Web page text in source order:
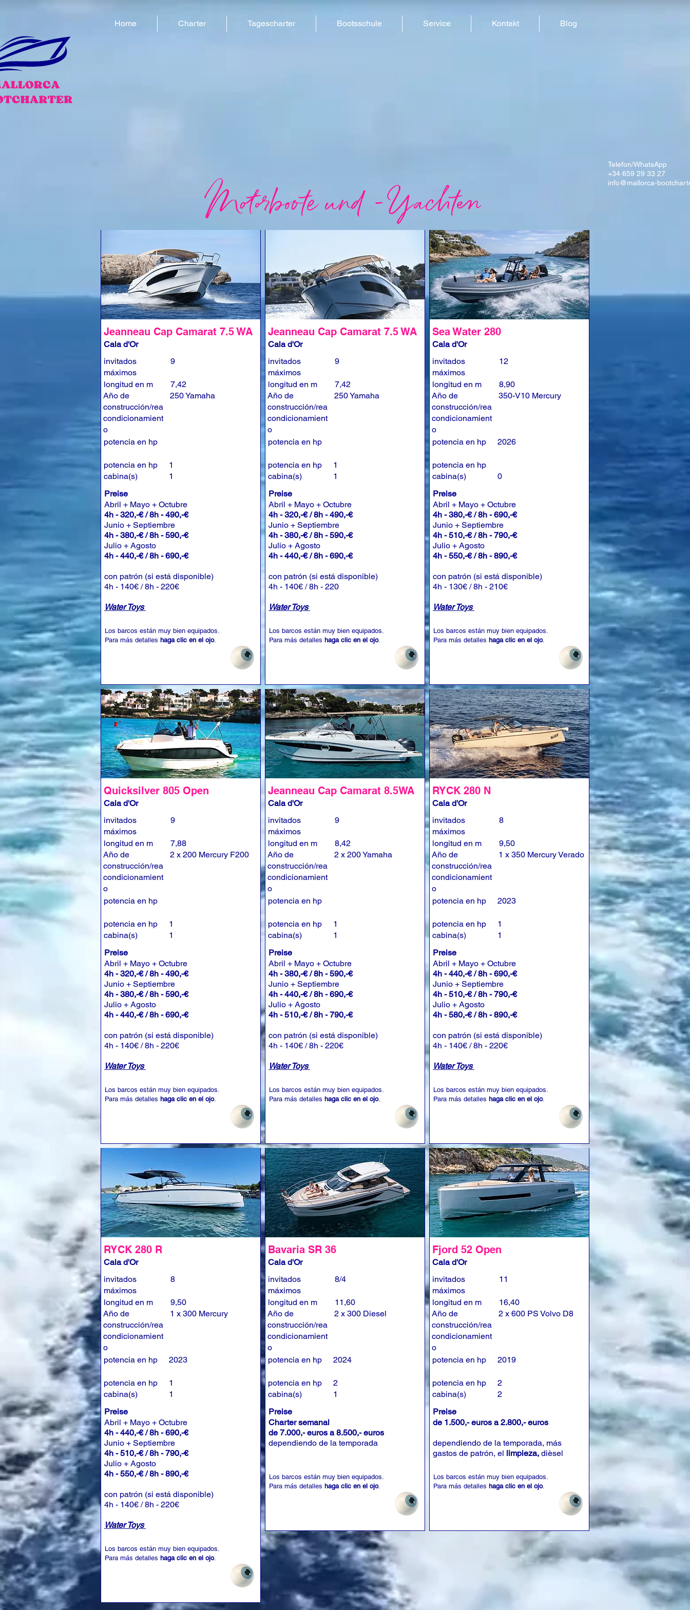
Home Charter Tagescharter Bootsschule Service Kontakt Blog
Motorboote und -Yachten
Jeanneau Cap Camarat 7.5 WA
Cala d'Or
invitados
máximos
9
longitud en m
Año de
construcción/rea
condicionamient
o
potencia en hp
7,42
250 Yamaha
potencia en hp
cabina(s)
1
1
Preise
Abril + Mayo + Octubre
4h - 320,-€ / 8h - 490,-€
Junio + Septiembre
4h - 380,-€ / 8h - 590,-€
Julio + Agosto
4h - 440,-€ / 8h - 690,-€
con patrón (si está disponible)
4h - 140€ / 8h - 220€
Water Toys
Los barcos están muy bien equipados.
Para más detalles haga clic en el ojo.
Quicksilver 805 Open
Cala d'Or
invitados
máximos
9
longitud en m
Año de
construcción/rea
condicionamient
o
potencia en hp
7,88
2 x 200 Mercury F200
potencia en hp
cabina(s)
1
1
Preise
Abril + Mayo + Octubre
4h - 320,-€ / 8h - 490,-€
Junio + Septiembre
4h - 380,-€ / 8h - 590,-€
Julio + Agosto
4h - 440,-€ / 8h - 690,-€
con patrón (si está disponible)
4h - 140€ / 8h - 220€
Water Toys
Los barcos están muy bien equipados.
Para más detalles haga clic en el ojo.
RYCK 280 R
Cala d'Or
invitados
máximos
8
longitud en m
Año de
construcción/rea
condicionamient
o
potencia en hp
9,50
1 x 300 Mercury
2023
potencia en hp
cabina(s)
1
1
Preise
Abril + Mayo + Octubre
4h - 440,-€ / 8h - 690,-€
Junio + Septiembre
4h - 510,-€ / 8h - 790,-€
Julio + Agosto
4h - 550,-€ / 8h - 890,-€
con patrón (si está disponible)
4h - 140€ / 8h - 220€
Water Toys
Los barcos están muy bien equipados.
Para más detalles haga clic en el ojo.
Jeanneau Cap Camarat 7.5 WA
Cala d'Or
invitados
máximos
9
longitud en m
Año de
construcción/rea
condicionamient
o
potencia en hp
7,42
250 Yamaha
potencia en hp
cabina(s)
1
1
Preise
Abril + Mayo + Octubre
4h - 320,-€ / 8h - 490,-€
Junio + Septiembre
4h - 380,-€ / 8h - 590,-€
Julio + Agosto
4h - 440,-€ / 8h - 690,-€
con patrón (si está disponible)
4h - 140€ / 8h - 220
Water Toys
Los barcos están muy bien equipados.
Para más detalles haga clic en el ojo.
Jeanneau Cap Camarat 8.5WA
Cala d'Or
invitados
máximos
9
longitud en m
Año de
construcción/rea
condicionamient
o
potencia en hp
8,42
2 x 200 Yamaha
potencia en hp
cabina(s)
1
1
Preise
Abril + Mayo + Octubre
4h - 380,-€ / 8h - 590,-€
Junio + Septiembre
4h - 440,-€ / 8h - 690,-€
Julio + Agosto
4h - 510,-€ / 8h - 790,-€
con patrón (si está disponible)
4h - 140€ / 8h - 220€
Water Toys
Los barcos están muy bien equipados.
Para más detalles haga clic en el ojo.
Bavaria SR 36
Cala d'Or
invitados
máximos
8/4
longitud en m
Año de
construcción/rea
condicionamient
o
potencia en hp
11,60
2 x 300 Diesel
2024
potencia en hp
cabina(s)
2
1
Preise
Charter semanal
de 7.000,- euros a 8.500,- euros
dependiendo de la temporada
Los barcos están muy bien equipados.
Para más detalles haga clic en el ojo.
Sea Water 280
Cala d'Or
invitados
máximos
12
longitud en m
Año de
construcción/rea
condicionamient
o
potencia en hp
8,90
350-V10 Mercury
2026
potencia en hp
cabina(s)
0
Preise
Abril + Mayo + Octubre
4h - 380,-€ / 8h - 690,-€
Junio + Septiembre
4h - 510,-€ / 8h - 790,-€
Julio + Agosto
4h - 550,-€ / 8h - 890,-€
con patrón (si está disponible)
4h - 130€ / 8h - 210€
Water Toys
Los barcos están muy bien equipados.
Para más detalles haga clic en el ojo.
RYCK 280 N
Cala d'Or
invitados
máximos
8
longitud en m
Año de
construcción/rea
condicionamient
o
potencia en hp
9,50
1 x 350 Mercury Verado
2023
potencia en hp
cabina(s)
1
1
Preise
Abril + Mayo + Octubre
4h - 440,-€ / 8h - 690,-€
Junio + Septiembre
4h - 510,-€ / 8h - 790,-€
Julio + Agosto
4h - 580,-€ / 8h - 890,-€
con patrón (si está disponible)
4h - 140€ / 8h - 220€
Water Toys
Los barcos están muy bien equipados.
Para más detalles haga clic en el ojo.
Fjord 52 Open
Cala d'Or
invitados
máximos
11
longitud en m
Año de
construcción/rea
condicionamient
o
potencia en hp
16,40
2 x 600 PS Volvo D8
2019
potencia en hp
cabina(s)
2
2
Preise
de 1.500,- euros a 2.800,- euros
dependiendo de la temporada, más
gastos de patrón, el limpieza, dièsel
Los barcos están muy bien equipados.
Para más detalles haga clic en el ojo.
Telefon/WhatsApp
+34 659 29 33 27
info@mallorca-